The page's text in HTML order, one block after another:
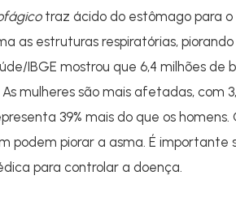
traz ácido do estômago para o
as estruturas respiratórias,
IBGE mostrou que 6,4 milhões de
mulheres são mais afetadas, com
39% mais do que os
podem piorar a asma. É importante
para controlar a doença.